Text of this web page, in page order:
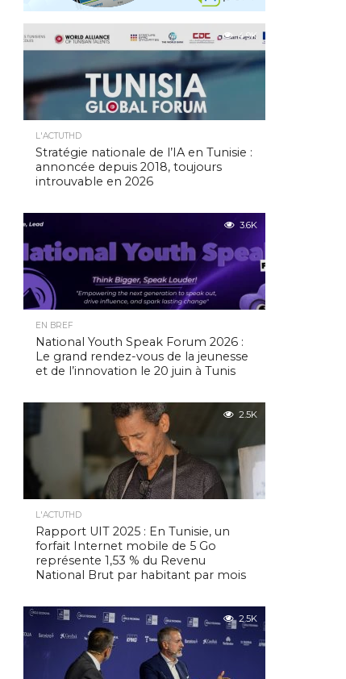
4.9K
L'ACTUTHD
Stratégie nationale de l’IA en Tunisie :
annoncée depuis 2018, toujours
introuvable en 2026
3.6K
EN BREF
National Youth Speak Forum 2026 :
Le grand rendez-vous de la jeunesse
et de l’innovation le 20 juin à Tunis
2.5K
L'ACTUTHD
Rapport UIT 2025 : En Tunisie, un
forfait Internet mobile de 5 Go
représente 1,53 % du Revenu
National Brut par habitant par mois
2.5K